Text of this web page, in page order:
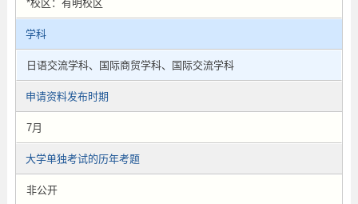
*校区：有明校区
学科
日语交流学科、国际商贸学科、国际交流学科
申请资料发布时期
7月
大学单独考试的历年考题
非公开